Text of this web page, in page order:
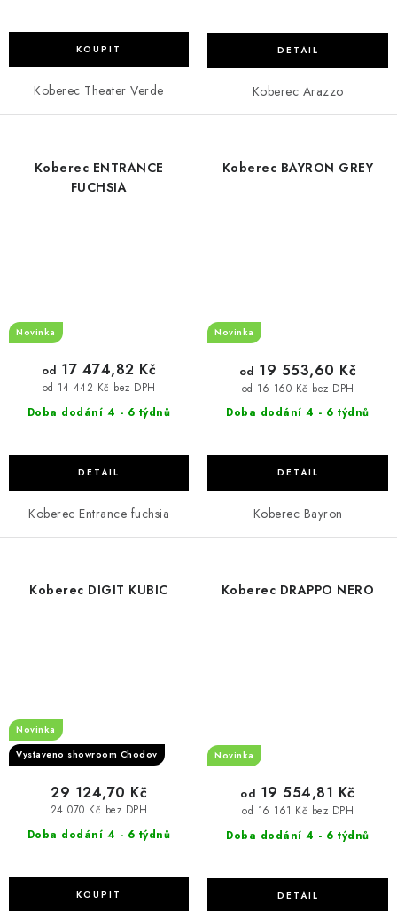
Koberec Theater Verde Koberec Arazzo
Koberec ENTRANCE
FUCHSIA
Novinka
Doba dodání 4 - 6 týdnů
od 14 442 Kč bez DPH
od 17 474,82 Kč
Koberec Entrance fuchsia
Koberec BAYRON GREY
Novinka
Doba dodání 4 - 6 týdnů
od 16 160 Kč bez DPH
od 19 553,60 Kč
Koberec Bayron
Koberec DIGIT KUBIC
Novinka
Vystaveno showroom Chodov
Doba dodání 4 - 6 týdnů
24 070 Kč bez DPH
29 124,70 Kč
Koberec DRAPPO NERO
Novinka
Doba dodání 4 - 6 týdnů
od 16 161 Kč bez DPH
od 19 554,81 Kč